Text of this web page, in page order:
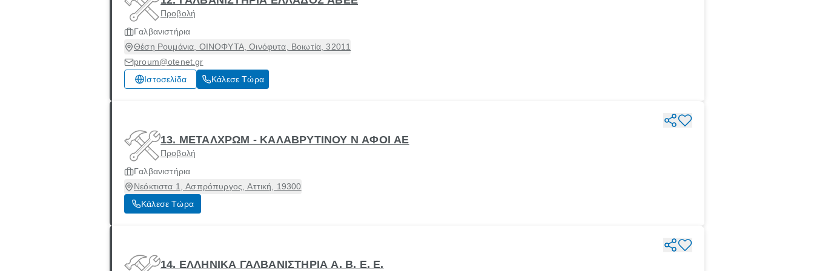
Προβολή
Γαλβανιστήρια
Θέση Ρουμάνια, ΟΙΝΟΦΥΤΑ, Οινόφυτα, Βοιωτία, 32011
proum@otenet.gr
Ιστοσελίδα
Κάλεσε Τώρα
13. ΜΕΤΑΛΧΡΩΜ - ΚΑΛΑΒΡΥΤΙΝΟΥ Ν ΑΦΟΙ ΑΕ
Προβολή
Γαλβανιστήρια
Νεόκτιστα 1, Ασπρόπυργος, Αττική, 19300
Κάλεσε Τώρα
14. ΕΛΛΗΝΙΚΑ ΓΑΛΒΑΝΙΣΤΗΡΙΑ Α. Β. Ε. Ε.